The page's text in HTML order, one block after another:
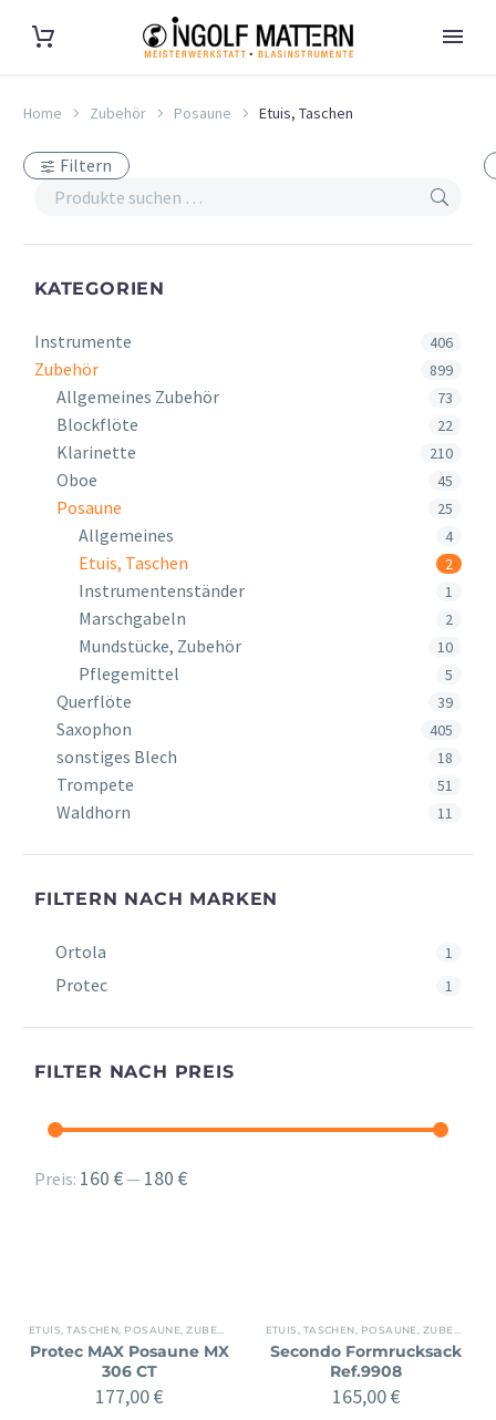
Home Zubehör Posaune Etuis, Taschen
Filtern
KATEGORIEN
Instrumente 406
Zubehör 899
Allgemeines Zubehör 73
Blockflöte 22
Klarinette 210
Oboe 45
Posaune 25
Allgemeines 4
Etuis, Taschen 2
Instrumentenständer 1
Marschgabeln 2
Mundstücke, Zubehör 10
Pflegemittel 5
Querflöte 39
Saxophon 405
sonstiges Blech 18
Trompete 51
Waldhorn 11
FILTERN NACH MARKEN
Ortola 1
Protec 1
FILTER NACH PREIS
Min.
Max.
Preis: 160 €— 180 €
ETUIS, TASCHEN POSAUNE ,ZUBEHÖR
Protec MAX Posaune MX
306 CT
177,00€
ETUIS, TASCHEN POSAUNE ZUBEHÖR
Secondo Formrucksack
Ref.9908
165,00€